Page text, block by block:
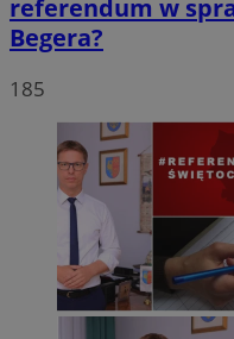
referendum w
Begera?
185